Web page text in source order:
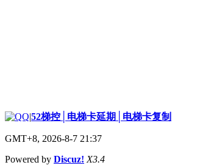
|52梯控│电梯卡延期│电梯卡复制
GMT+8, 2026-8-7 21:37
Powered by Discuz! X3.4